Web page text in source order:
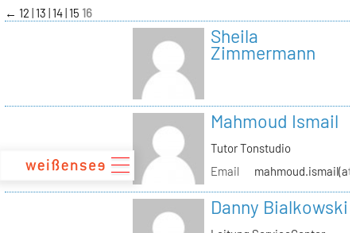
zum
Inhalt
← 12 13 14 15 16
Sheila
Zimmermann
Mahmoud Ismail
Tutor Tonstudio
Email
Danny Bialkowski